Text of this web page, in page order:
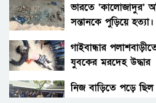
ভারতে ‘কালোজাদুর’
সন্তানকে পুড়িয়ে হত্যা।
গাইবান্ধার
যুবকের মরদেহ উদ্ধার
নিজ বাড়িতে পড়ে ছিল